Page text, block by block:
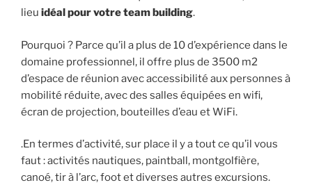
lieu idéal pour votre team building.
Pourquoi ? Parce qu’il a plus de 10 d’expérience dans le
domaine professionnel, il offre plus de 3500 m2
d’espace de réunion avec accessibilité aux personnes à
mobilité réduite, avec des salles équipées en wifi,
écran de projection, bouteilles d’eau et WiFi.
.En termes d’activité, sur place il y a tout ce qu’il vous
faut : activités nautiques, paintball, montgolfière,
canoé, tir à l’arc, foot et diverses autres excursions.